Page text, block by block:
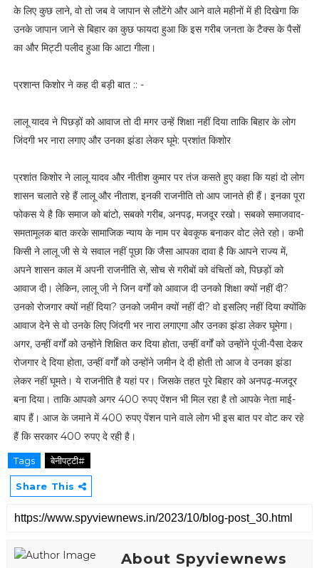
के लिए कुछ लाने, वो तो जब वे जापान से लौटेंगे और आने वाले महीनों में ही दिखेगा कि
उनके जापान जाने से बिहार का कुछ फायदा हुआ कि इस गरीब जनता के टैक्स के पैसों
का और मिट्टी पलीद हुआ कि आटा गीला।
प्रशान्त किशोर ने कह दी बड़ी बात :: -
लालू यादव ने पिछड़ों को आवाज तो दी मगर उन्हें शिक्षा नहीं दिया ताकि बिहार के लोग
जिंदगी भर नारा लगाए और उनका झंडा लेकर घूमे: प्रशांत किशोर
प्रशांत किशोर ने लालू यादव और नीतीश कुमार पर तंज कसते हुए कहा कि यहां दो लोग
शासन चलाते रहे हैं लालू और नीताश, इनकी राजनीति तो आप जानते ही हैं। इनका पूरा
फोकस ये है कि समाज को बांटो, सबको गरीब, अनपढ़, मजदूर रखो। सबको समाजवाद-
समतामूलक बात करके सामाजिक न्याय के नाम पर बेवकूफ बनाकर वोट लेते रहो। कभी
किसी ने लालू जी से ये सवाल नहीं पूछा कि जैसा आपका दावा है कि आपने राज्य में,
अपने शासन काल में अपनी राजनीति से, सोच से गरीबों को वंचितों को, पिछड़ों को
आवाज दी। लेकिन, लालू जी ने जिन वर्गों को आवाज दी उनको शिक्षा क्यों नहीं दी?
उनको रोजगार क्यों नहीं दिया? उनको जमीन क्यों नहीं दी? वो इसलिए नहीं दिया क्योंकि
आवाज देने से वो उनके लिए जिंदगी भर नारा लगाएगा और उनका झंडा लेकर घूमेगा।
अगर, उन्हीं वर्गों को उन्होंने शिक्षित कर दिया होता, उन्हीं वर्गों को उन्होंने पूंजी-पैसा देकर
रोजगार दे दिया होता, उन्हीं वर्गों को उन्होंने जमीन दे दी होती तो आज वे उनका झंडा
लेकर नहीं घूमते। ये राजनीति है यहां पर। जिसके तहत पूरे बिहार को अनपढ़-मजदूर
बना दिया। ताकि आपको अगर 400 रुपए पेंशन भी मिल रहा है तो आपके नेता माई-
बाप हैं। आज के जमाने में 400 रुपए पेंशन पाने वाले लोग भी इस बात पर वोट कर रहे
हैं कि सरकार 400 रुपए दे रही है।
Tags बेनीपट्टी#
Share This
About Spyviewnews